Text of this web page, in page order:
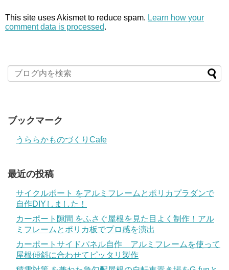
This site uses Akismet to reduce spam. Learn how your
comment data is processed.
ブックマーク
うららかものづくりCafe
最近の投稿
サイクルポート をアルミフレームとポリカプラダンで
自作DIYしました！
カーポート隙間 をふさぐ屋根を見た目よく制作！アル
ミフレームとポリカ板でプロ感を演出
カーポートサイドパネル自作 アルミフレームを使って
屋根傾斜に合わせてピッタリ製作